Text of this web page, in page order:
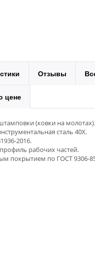
Отзывы
цене
(ковки на молотах).
сталь 40Х.
2016.
рабочих частей.
покрытием по ГОСТ 9306-